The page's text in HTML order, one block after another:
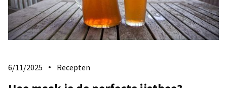
6/11/2025 Recepten